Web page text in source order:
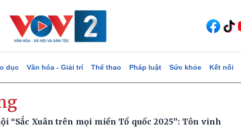
dục Văn hóa - Giải trí Thể thao Pháp luật Sức khỏe Kết nối
“Sắc Xuân trên mọi miền Tổ quốc 2025”: Tôn vinh